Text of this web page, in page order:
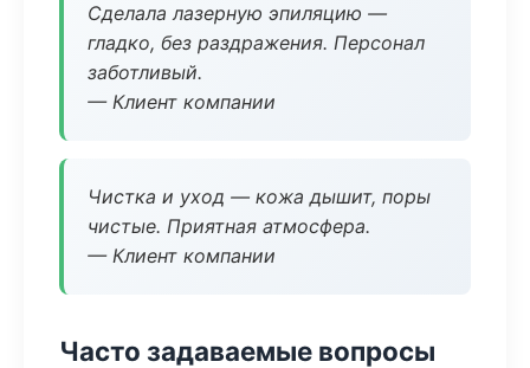
Сделала лазерную эпиляцию —
гладко, без раздражения. Персонал
заботливый.
— Клиент компании
Чистка и уход — кожа дышит, поры
чистые. Приятная атмосфера.
— Клиент компании
Часто задаваемые вопросы